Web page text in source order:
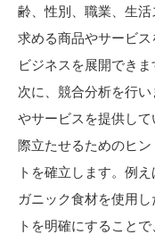
齢、性別、職業、生
求める商品やサービ
ビジネスを展開できま
次に、競合分析を行
やサービスを提供し
際立たせるためのヒ
トを確立します。例
ガニック食材を使用
トを明確にすること